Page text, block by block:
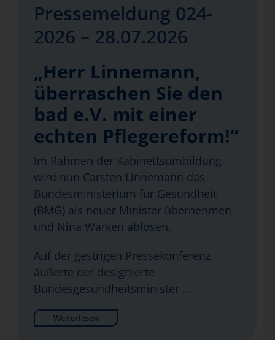
Pressemeldung 024-
2026 – 28.07.2026
„Herr Linnemann,
überraschen Sie den
bad e.V. mit einer
echten Pflegereform!“
Im Rahmen der Kabinettsumbildung
wird nun Carsten Linnemann das
Bundesministerium für Gesundheit
(BMG) als neuer Minister übernehmen
und Nina Warken ablösen.
Auf der gestrigen Pressekonferenz
äußerte der designierte
Bundesgesundheitsminister …
Weiterlesen